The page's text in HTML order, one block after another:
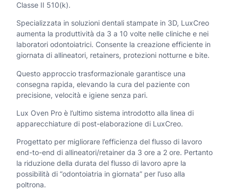
t
i
t
à
Classe II 510(k).
Specializzata in soluzioni dentali stampate in 3D, LuxCreo
aumenta la produttività da 3 a 10 volte nelle cliniche e nei
laboratori odontoiatrici. Consente la creazione efficiente in
giornata di allineatori, retainers, protezioni notturne e bite.
Questo approccio trasformazionale garantisce una
consegna rapida, elevando la cura del paziente con
precisione, velocità e igiene senza pari.
Lux Oven Pro è l’ultimo sistema introdotto alla linea di
apparecchiature di post-elaborazione di LuxCreo.
Progettato per migliorare l’efficienza del flusso di lavoro
end-to-end di allineatori/retainer da 3 ore a 2 ore. Pertanto
la riduzione della durata del flusso di lavoro apre la
possibilità di “odontoiatria in giornata” per l’uso alla
poltrona.